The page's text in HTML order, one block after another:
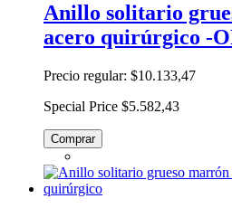
Anillo solitario
acero quirúrgico -
Precio regular: $10.133,47
Special Price $5.582,43
Comprar